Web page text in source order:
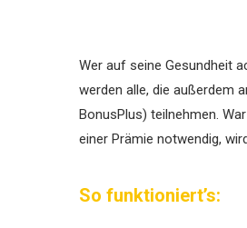
Wer auf seine Gesundheit
werden alle, die außerdem
BonusPlus) teilnehmen.
einer Prämie notwendig,
So funktioniert’s: